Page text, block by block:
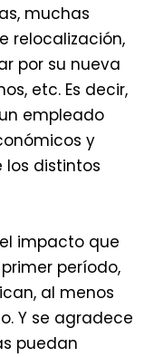
muchas
relocalización,
por su nueva
etc. Es decir,
empleado
y
distintos
impacto que
período,
al menos
Y se agradece
puedan